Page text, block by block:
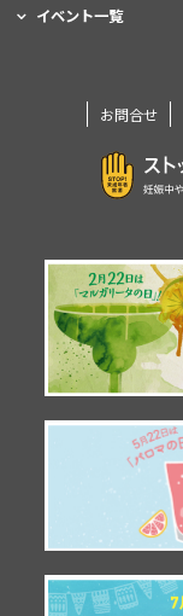
イベント一覧
お問合せ